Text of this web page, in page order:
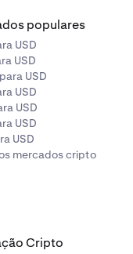
populares
USD
USD
USD
USD
USD
USD
USD
mercados cripto
Cripto